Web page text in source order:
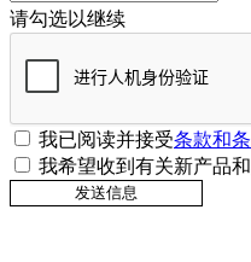
请勾选以继续
我已阅读并接受条款和
我希望收到有关新产品